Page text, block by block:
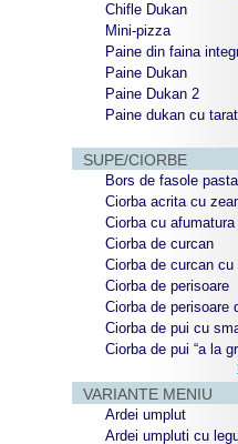
Chifle Dukan
Mini-pizza
Paine din faina
Paine Dukan
Paine Dukan 2
Paine dukan cu
SUPE/CIORBE
Bors de fasole
Ciorba acrita cu
Ciorba cu
Ciorba de curcan
Ciorba de curcan
Ciorba de perisoare
Ciorba de perisoare
Ciorba de pui cu
Ciorba de pui “a la
VARIANTE MENIU
Ardei umplut
Ardei umpluti cu